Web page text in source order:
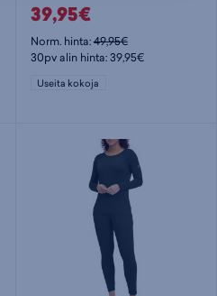
39,95€
Norm. hinta:49,95€
30pv alin hinta: 39,95€
Useita kokoja